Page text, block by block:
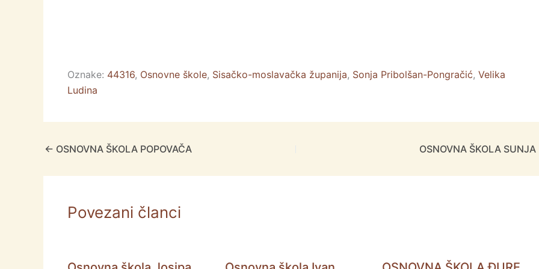
Oznake: 44316, Osnovne škole, Sisačko-moslavačka županija, Sonja Pribolšan-Pongračić, Velika
Ludina
← OSNOVNA ŠKOLA POPOVAČA OSNOVNA ŠKOLA SUNJA
Povezani članci